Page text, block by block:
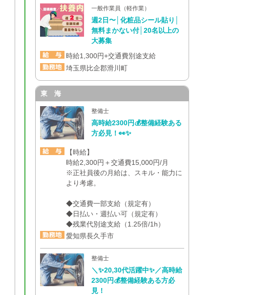
一般作業員（軽作業）
週2日〜│化粧品シール貼り│
無料まかない付│20名以上の
大募集
時給1,300円+交通費別途支給
埼玉県比企郡滑川町
東 海
整備士
高時給2300円💰整備経験ある
方必見！👀✨
【時給】
時給2,300円＋交通費15,000円/月
※正社員後の月給は、スキル・能力に
より考慮。
◆交通費一部支給（規定有）
◆日払い・週払い可（規定有）
◆残業代別途支給（1.25倍/1h）
愛知県長久手市
整備士
＼✨20,30代活躍中✨／高時給
2300円💰整備経験ある方必
見！